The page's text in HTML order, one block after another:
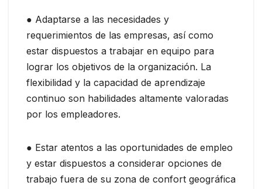
● Adaptarse a las necesidades y
requerimientos de las empresas, así como
estar dispuestos a trabajar en equipo para
lograr los objetivos de la organización. La
flexibilidad y la capacidad de aprendizaje
continuo son habilidades altamente valoradas
por los empleadores.
● Estar atentos a las oportunidades de empleo
y estar dispuestos a considerar opciones de
trabajo fuera de su zona de confort geográfica